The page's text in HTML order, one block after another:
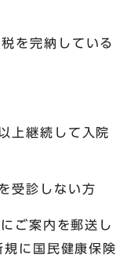
を完納している
上継続して入院
受診しない方
ご案内を郵送し
に国民健康保険